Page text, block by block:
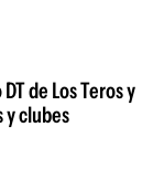
de Los Teros y
y clubes